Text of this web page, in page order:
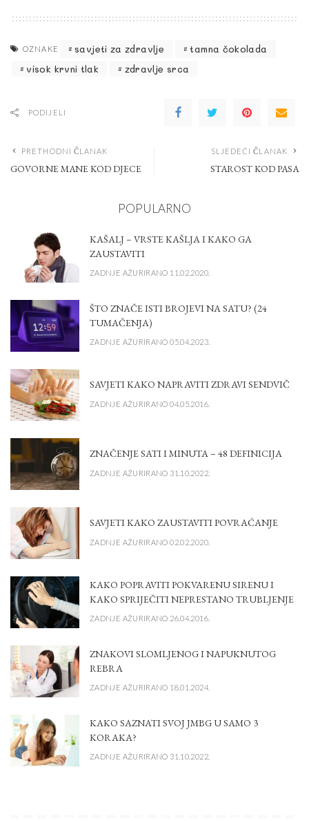
OZNAKE savjeti za zdravlje
tamna čokolada
visok krvni tlak
zdravlje srca
PODIJELI
PRETHODNI ČLANAK
GOVORNE MANE KOD DJECE
SLJEDEĆI ČLANAK
STAROST KOD PASA
POPULARNO
KAŠALJ – VRSTE KAŠLJA I KAKO GA
ZAUSTAVITI
ZADNJE AŽURIRANO 11.02.2020.
ŠTO ZNAČE ISTI BROJEVI NA SATU? (24
TUMAČENJA)
ZADNJE AŽURIRANO 05.04.2023.
SAVJETI KAKO NAPRAVITI ZDRAVI SENDVIČ
ZADNJE AŽURIRANO 04.05.2016.
ZNAČENJE SATI I MINUTA – 48 DEFINICIJA
ZADNJE AŽURIRANO 31.10.2022.
SAVJETI KAKO ZAUSTAVITI POVRAĆANJE
ZADNJE AŽURIRANO 02.02.2020.
KAKO POPRAVITI POKVARENU SIRENU I
KAKO SPRIJEČITI NEPRESTANO TRUBLJENJE
ZADNJE AŽURIRANO 26.04.2016.
ZNAKOVI SLOMLJENOG I NAPUKNUTOG
REBRA
ZADNJE AŽURIRANO 18.01.2024.
KAKO SAZNATI SVOJ JMBG U SAMO 3
KORAKA?
ZADNJE AŽURIRANO 31.10.2022.